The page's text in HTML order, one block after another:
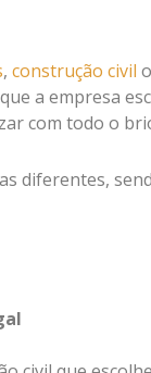
, construção civil
a empresa
com todo o
diferentes,